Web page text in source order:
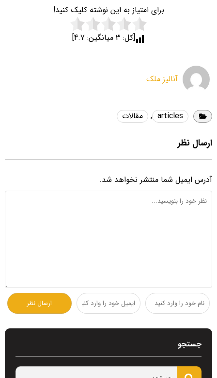
برای امتیاز به این نوشته کلیک کنید!
[کل: 3 میانگین: 4.7
]
آنالیز ملک
articles
, مقالات
ارسال نظر
آدرس ایمیل شما منتشر نخواهد شد.
جستجو